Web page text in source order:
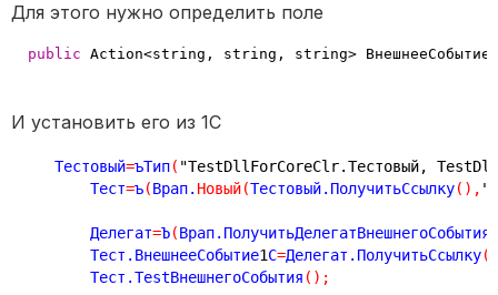
Для этого нужно определить поле
public Action<string, string, string>
И установить его из 1С
    Тестовый
=ъТип( "TestDllForCoreClr.Тестовый,
	Тест
=ъ(Врап. Новый(Тестовый.ПолучитьСсылку( ) , "
	Делегат
=Ъ(Врап.ПолучитьДелегатВнешнегоСобытия
	Тест.ВнешнееСобытие
1С=Делегат.ПолучитьСсылку(
	Тест.TestВнешнегоСобытия
( ) ;